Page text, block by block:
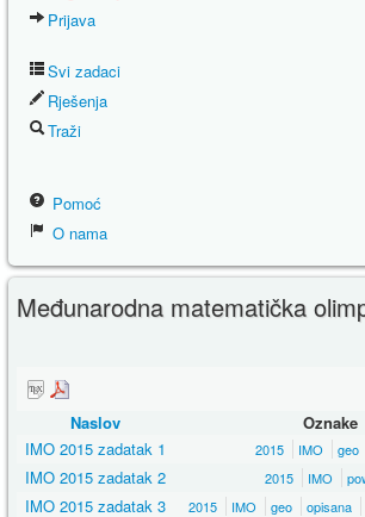
Prijava
Svi zadaci
Rješenja
Traži
Pomoć
O nama
Međunarodna matematička
Naslov Oznake
IMO 2015 zadatak 1
2015 IMO geo
IMO 2015 zadatak 2
2015 IMO
IMO 2015 zadatak 3
2015 IMO geo opisana